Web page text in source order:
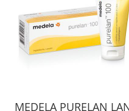
MEDELA PURELAN